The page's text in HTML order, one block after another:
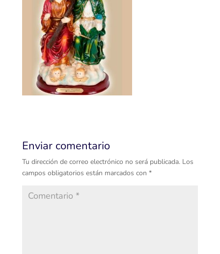
Enviar comentario
Tu dirección de correo electrónico no será publicada. Los
campos obligatorios están marcados con *